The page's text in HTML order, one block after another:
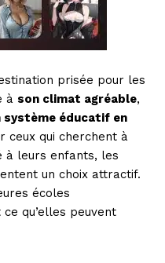
prisée pour les
à son climat agréable,
système éducatif en
ceux qui cherchent à
à leurs enfants, les
un choix attractif.
écoles
qu’elles peuvent